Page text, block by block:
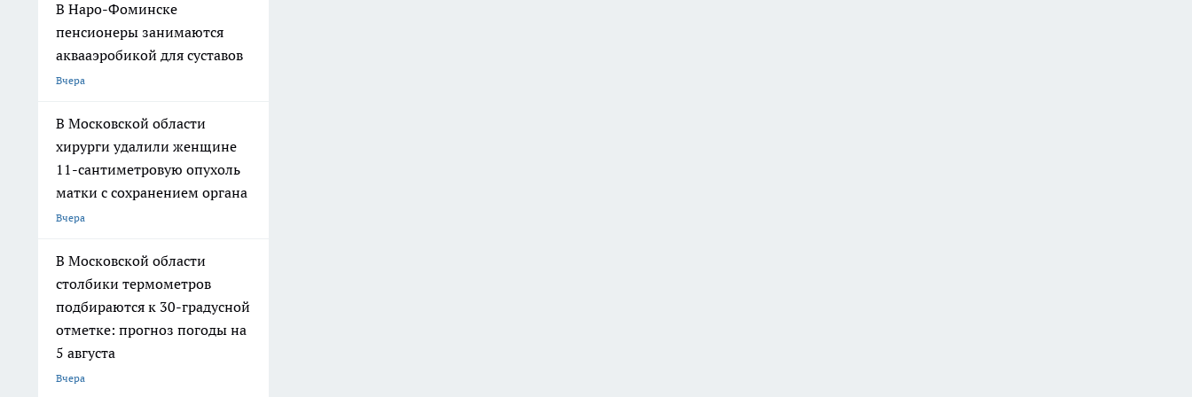
В Наро-Фоминске
пенсионеры занимаются
аквааэробикой для суставов
Вчера
В Московской области
хирурги удалили женщине
11-сантиметровую опухоль
матки с сохранением органа
Вчера
В Московской области
столбики термометров
подбираются к 30-градусной
отметке: прогноз погоды на
5 августа
Вчера